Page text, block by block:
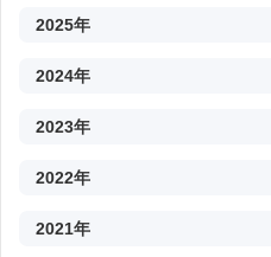
2025年
2024年
2023年
2022年
2021年